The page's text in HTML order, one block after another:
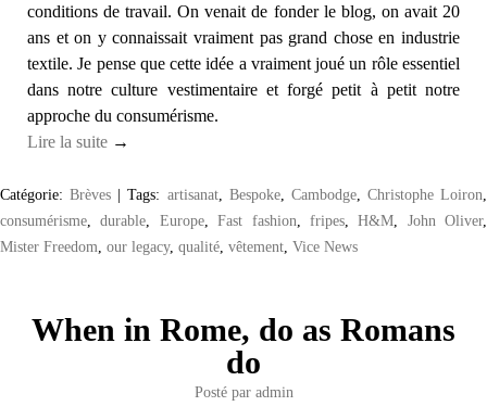
conditions de travail. On venait de fonder le blog, on avait 20
ans et on y connaissait vraiment pas grand chose en industrie
textile. Je pense que cette idée a vraiment joué un rôle essentiel
dans notre culture vestimentaire et forgé petit à petit notre
approche du consumérisme.
Lire la suite →
Catégorie:Brèves |Tags: artisanat, Bespoke, Cambodge, Christophe Loiron
consumérisme ,durable Europe,Fast fashion fripes,H&M John Oliver,
Mister Freedom our legacy, qualité vêtement Vice News
When in Rome, do as Romans
do
Posté par admin